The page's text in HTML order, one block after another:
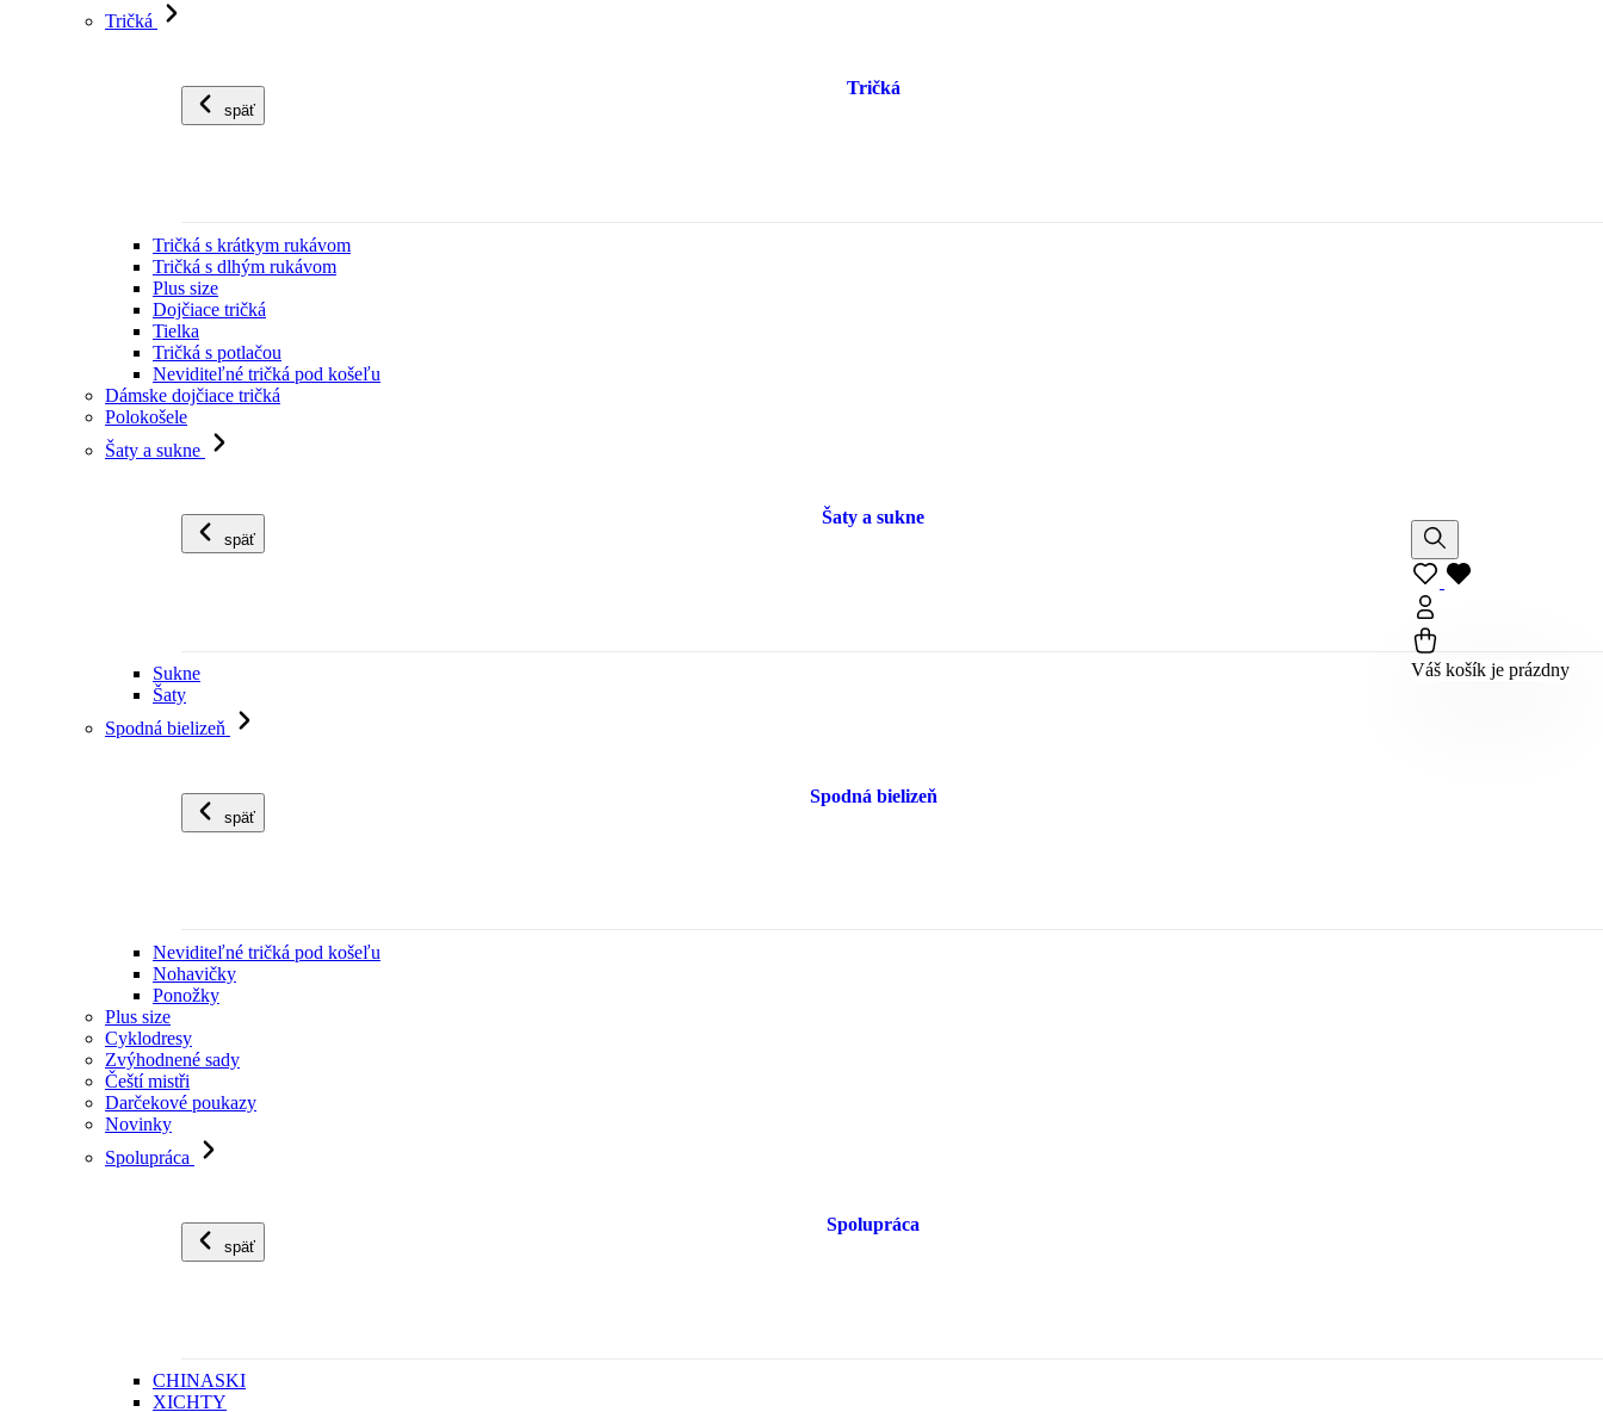
Tričká
späť
Tričká
Tričká s krátkym rukávom
Tričká s dlhým rukávom
Plus size
Dojčiace tričká
Tielka
Tričká s potlačou
Neviditeľné tričká pod košeľu
Dámske dojčiace tričká
Polokošele
Šaty a sukne
späť
Šaty a sukne
Sukne
Šaty
Spodná bielizeň
späť
Spodná bielizeň
Neviditeľné tričká pod košeľu
Nohavičky
Ponožky
Plus size
Cyklodresy
Zvýhodnené sady
Čeští mistři
Darčekové poukazy
Novinky
Spolupráca
späť
Spolupráca
CHINASKI
XICHTY
Váš košík je prázdny